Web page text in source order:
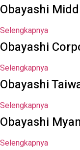
Obayashi
Selengkapnya
Obayashi
Selengkapnya
Obayashi
Selengkapnya
Obayashi
Selengkapnya